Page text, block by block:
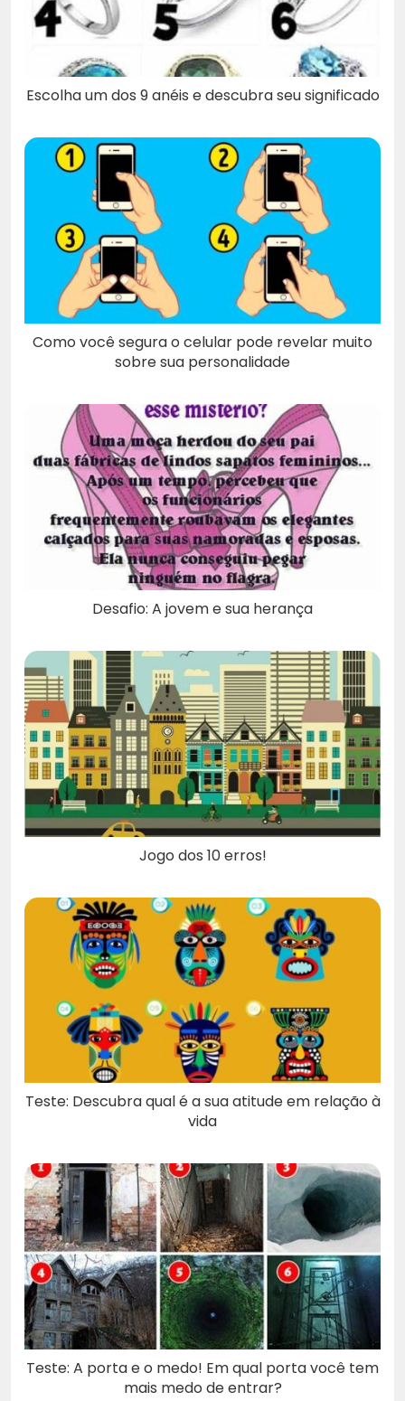
Escolha um dos 9 anéis e descubra seu significado
Como você segura o celular pode revelar muito
sobre sua personalidade
Desafio: A jovem e sua herança
Jogo dos 10 erros!
Teste: Descubra qual é a sua atitude em relação à
vida
Teste: A porta e o medo! Em qual porta você tem
mais medo de entrar?